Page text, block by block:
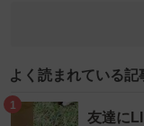
よく読まれている記
1
友達に